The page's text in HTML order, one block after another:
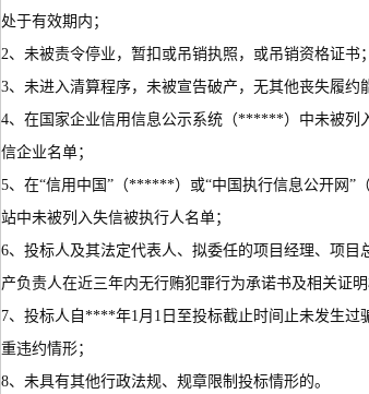
处于有效期内；
2、未被责令停业，暂扣或吊销执照，或吊销资格证书；
3、未进入清算程序，未被宣告破产，无其他丧失履约
4、在国家企业信用信息公示系统（******）中未被列
信企业名单；
5、在“信用中国”（******）或“中国执行信息公开网”
站中未被列入失信被执行人名单；
6、投标人及其法定代表人、拟委任的项目经理、项目
产负责人在近三年内无行贿犯罪行为承诺书及相关证明
7、投标人自****年1月1日至投标截止时间止未发生过
重违约情形；
8、未具有其他行政法规、规章限制投标情形的。